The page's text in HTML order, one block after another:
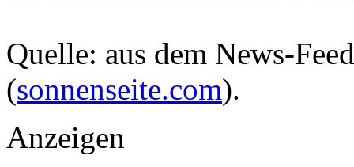
Quelle: aus dem News-
(sonnenseite.com).
Anzeigen